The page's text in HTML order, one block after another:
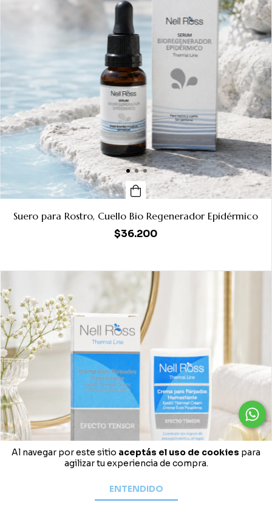
Al navegar por este sitio aceptás el uso de cookies para
agilizar tu experiencia de compra.
ENTENDIDO
Suero para Rostro, Cuello Bio Regenerador Epidérmico
$36.200